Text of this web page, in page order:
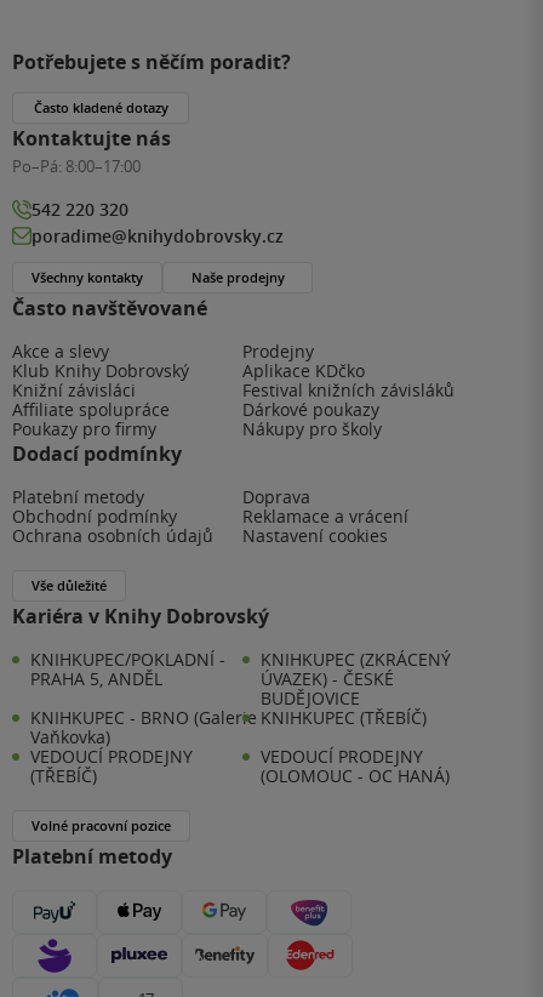
Často navštěvované
Akce a slevy
Prodejny
Klub Knihy Dobrovský
Aplikace KDčko
Knižní závisláci
Festival knižních závisláků
Affiliate spolupráce
Dárkové poukazy
Poukazy pro firmy
Nákupy pro školy
Dodací podmínky
Platební metody
Doprava
Obchodní podmínky
Reklamace a vrácení
Ochrana osobních údajů
Nastavení cookies
Vše důležité
Kariéra v Knihy Dobrovský
KNIHKUPEC/POKLADNÍ -
PRAHA 5, ANDĚL
KNIHKUPEC (ZKRÁCENÝ
ÚVAZEK) - ČESKÉ
BUDĚJOVICE
KNIHKUPEC - BRNO (Galerie
Vaňkovka)
KNIHKUPEC (TŘEBÍČ)
VEDOUCÍ PRODEJNY
(TŘEBÍČ)
VEDOUCÍ PRODEJNY
(OLOMOUC - OC HANÁ)
Volné pracovní pozice
Platební metody
Potřebujete s něčím poradit?
Často kladené dotazy
Kontaktujte nás
Po–Pá: 8:00–17:00
542 220 320
poradime@knihydobrovsky.cz
Všechny kontakty Naše prodejny